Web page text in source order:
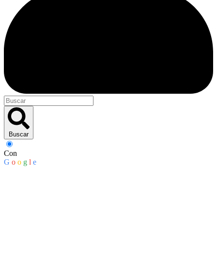
Buscar
Con
G o o g l e